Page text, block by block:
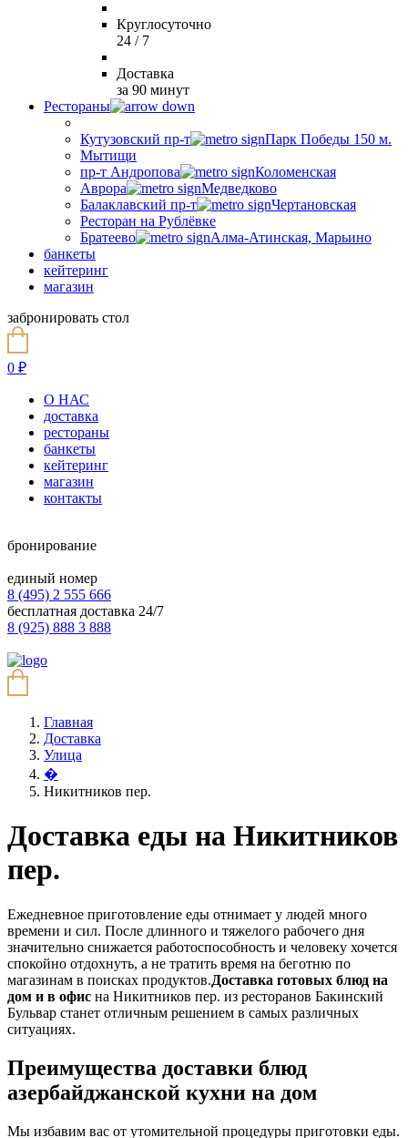
Круглосуточно
24 / 7
Доставка
за 90 минут
Рестораны
Кутузовский пр-т
Парк Победы 150 м.
Мытищи
пр-т Андропова
Коломенская
Аврора
Медведково
Балаклавский пр-т
Чертановская
Ресторан на Рублёвке
Братеево
Алма-Атинская, Марьино
банкеты
кейтеринг
магазин
забронировать стол
0 ₽
О НАС
доставка
рестораны
банкеты
кейтеринг
магазин
контакты
бронирование
единый номер
8 (495) 2 555 666
бесплатная доставка 24/7
8 (925) 888 3 888
Главная
Доставка
Улица
�
Никитников пер.
Доставка еды на Никитников
пер.
Ежедневное приготовление еды отнимает у людей много
времени и сил. После длинного и тяжелого рабочего дня
значительно снижается работоспособность и человеку хочется
спокойно отдохнуть, а не тратить время на беготню по
магазинам в поисках продуктов.Доставка готовых блюд на
дом и в офис на Никитников пер. из ресторанов Бакинский
Бульвар станет отличным решением в самых различных
ситуациях.
Преимущества доставки блюд
азербайджанской кухни на дом
Мы избавим вас от утомительной процедуры приготовки еды.